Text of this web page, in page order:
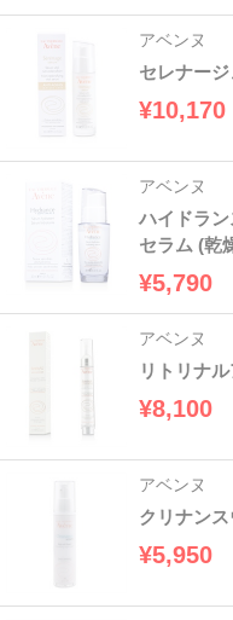
アベンヌ
セレナー
¥10,170
アベンヌ
ハイドラ
セラム (乾
¥5,790
アベンヌ
リトリナ
¥8,100
アベンヌ
クリナン
¥5,950